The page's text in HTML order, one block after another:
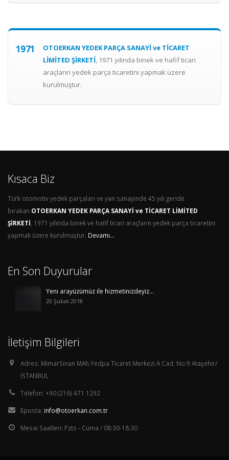
1971
OTOERKAN YEDEK PARÇA SANAYİ ve TİCARET
LİMİTED ŞİRKETİ, 1971 yılında binek ve hafif ticari
araçların yedek parça ticaretini yapmak üzere
kurulmuştur.
Kısaca Biz
Türk otomotiv yedek parçaları ve yan sanayinde 45 yılı geride
bırakan OTOERKAN YEDEK PARÇA SANAYİ ve TİCARET LİMİTED
ŞİRKETİ , 1971 yılında binek ve hafif ticari araçların yedek parça ticaretini
yapmak üzere kurulmuştur. Devamı…
En Son Duyurular
Yeni arayüzümüz ile hizmetinizdeyiz…
20 Şubat 2018
İletişim Bilgileri
Adres: MimarSinan MAh.Yedpa Ticaret Merkezi A Cad. No:9 Ataşehir/
İSTANBUL
Telefon: +90 (216) 471 1292
Eposta: info@otoerkan.com.tr
Mesai Saatleri: Pzts - Cuma / 08:30-18:30